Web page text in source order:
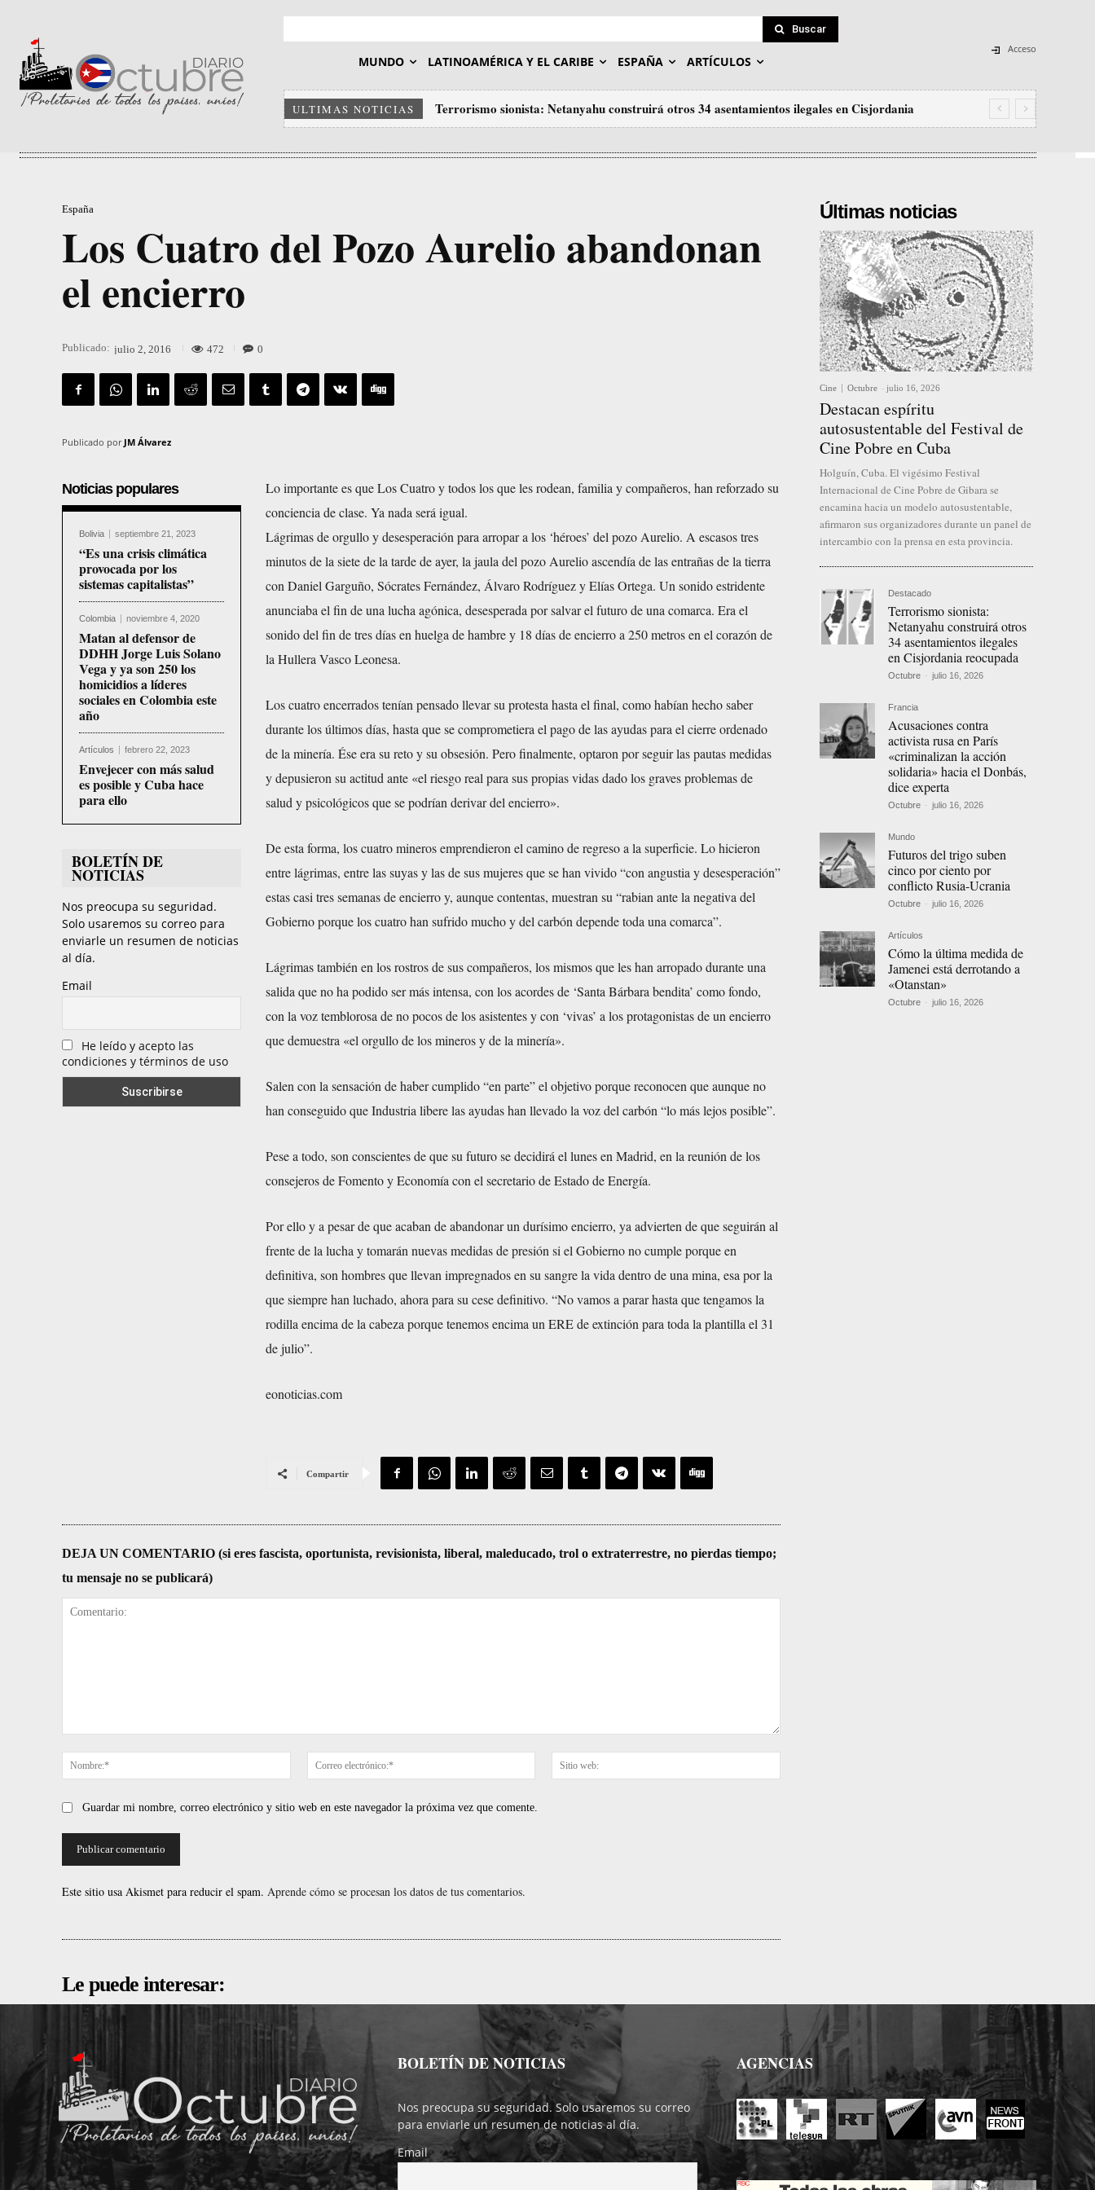
Buscar
MUNDO LATINOAMÉRICA Y EL CARIBE ESPAÑA ARTÍCULOS
Acceso
ULTIMAS NOTICIAS
Terrorismo sionista: Netanyahu construirá otros 34 asentamientos ilegales en Cisjordania
reocupada
España
Los Cuatro del Pozo Aurelio abandonan
el encierro
Publicado: julio 2, 2016 472 0
Publicado por JM Álvarez
Noticias populares
Bolivia septiembre 21, 2023
“Es una crisis climática
provocada por los
sistemas capitalistas”
Colombia noviembre 4, 2020
Matan al defensor de
DDHH Jorge Luis Solano
Vega y ya son 250 los
homicidios a líderes
sociales en Colombia este
año
Artículos febrero 22, 2023
Envejecer con más salud
es posible y Cuba hace
para ello
BOLETÍN DE
NOTICIAS
Nos preocupa su seguridad.
Solo usaremos su correo para
enviarle un resumen de noticias
al día.
Email
He leído y acepto las
condiciones y términos de uso
Lo importante es que Los Cuatro y todos los que les rodean, familia y compañeros, han reforzado su
conciencia de clase. Ya nada será igual.
Lágrimas de orgullo y desesperación para arropar a los ‘héroes’ del pozo Aurelio. A escasos tres
minutos de la siete de la tarde de ayer, la jaula del pozo Aurelio ascendía de las entrañas de la tierra
con Daniel Garguño, Sócrates Fernández, Álvaro Rodríguez y Elías Ortega. Un sonido estridente
anunciaba el fin de una lucha agónica, desesperada por salvar el futuro de una comarca. Era el
sonido del fin de tres días en huelga de hambre y 18 días de encierro a 250 metros en el corazón de
la Hullera Vasco Leonesa.
Los cuatro encerrados tenían pensado llevar su protesta hasta el final, como habían hecho saber
durante los últimos días, hasta que se comprometiera el pago de las ayudas para el cierre ordenado
de la minería. Ése era su reto y su obsesión. Pero finalmente, optaron por seguir las pautas medidas
y depusieron su actitud ante «el riesgo real para sus propias vidas dado los graves problemas de
salud y psicológicos que se podrían derivar del encierro».
De esta forma, los cuatro mineros emprendieron el camino de regreso a la superficie. Lo hicieron
entre lágrimas, entre las suyas y las de sus mujeres que se han vivido “con angustia y desesperación”
estas casi tres semanas de encierro y, aunque contentas, muestran su “rabian ante la negativa del
Gobierno porque los cuatro han sufrido mucho y del carbón depende toda una comarca”.
Lágrimas también en los rostros de sus compañeros, los mismos que les han arropado durante una
salida que no ha podido ser más intensa, con los acordes de ‘Santa Bárbara bendita’ como fondo,
con la voz temblorosa de no pocos de los asistentes y con ‘vivas’ a los protagonistas de un encierro
que demuestra «el orgullo de los mineros y de la minería».
Salen con la sensación de haber cumplido “en parte” el objetivo porque reconocen que aunque no
han conseguido que Industria libere las ayudas han llevado la voz del carbón “lo más lejos posible”.
Pese a todo, son conscientes de que su futuro se decidirá el lunes en Madrid, en la reunión de los
consejeros de Fomento y Economía con el secretario de Estado de Energía.
Por ello y a pesar de que acaban de abandonar un durísimo encierro, ya advierten de que seguirán al
frente de la lucha y tomarán nuevas medidas de presión si el Gobierno no cumple porque en
definitiva, son hombres que llevan impregnados en su sangre la vida dentro de una mina, esa por la
que siempre han luchado, ahora para su cese definitivo. “No vamos a parar hasta que tengamos la
rodilla encima de la cabeza porque tenemos encima un ERE de extinción para toda la plantilla el 31
de julio”.
eonoticias.com
Compartir
DEJA UN COMENTARIO (si eres fascista, oportunista, revisionista, liberal, maleducado, trol o extraterrestre, no pierdas tiempo;
tu mensaje no se publicará)
Nombre:*
Correo
electrónico:*
web:
Guardar mi nombre, correo electrónico y sitio web en este navegador la próxima vez que comente.
Este sitio usa Akismet para reducir el spam. Aprende cómo se procesan los datos de tus comentarios.
Últimas noticias
Cine Octubre - julio 16, 2026
Destacan espíritu
autosustentable del Festival de
Cine Pobre en Cuba
Holguín, Cuba. El vigésimo Festival
Internacional de Cine Pobre de Gibara se
encamina hacia un modelo autosustentable,
afirmaron sus organizadores durante un panel de
intercambio con la prensa en esta provincia.
Destacado
Terrorismo sionista:
Netanyahu construirá otros
34 asentamientos ilegales
en Cisjordania reocupada
Octubre - julio 16, 2026
Francia
Acusaciones contra
activista rusa en París
«criminalizan la acción
solidaria» hacia el Donbás,
dice experta
Octubre - julio 16, 2026
Mundo
Futuros del trigo suben
cinco por ciento por
conflicto Rusia-Ucrania
Octubre - julio 16, 2026
Artículos
Cómo la última medida de
Jamenei está derrotando a
«Otanstan»
Octubre - julio 16, 2026
Le puede interesar:
BOLETÍN DE NOTICIAS
Nos preocupa su seguridad. Solo usaremos su correo
para enviarle un resumen de noticias al día.
Email
AGENCIAS